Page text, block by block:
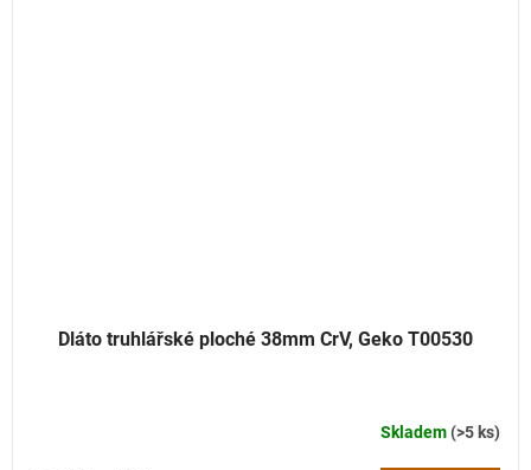
Dláto truhlářské ploché 38mm CrV, Geko T00530
Skladem(>5 ks)